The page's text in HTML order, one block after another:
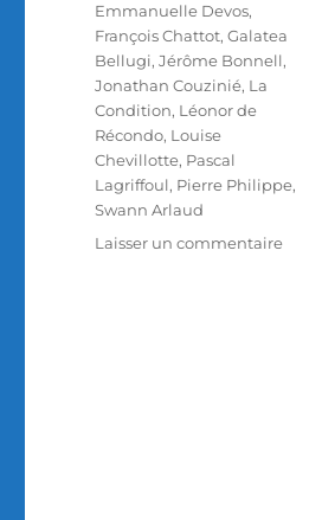
Emmanuelle Devos,
François Chattot,Galatea
Bellugi,Jérôme Bonnell,
Jonathan Couzinié, La
Condition, Léonor de
Récondo, Louise
Chevillotte, Pascal
Lagriffoul, Pierre Philippe,
Swann Arlaud
Laisser un commentairesur